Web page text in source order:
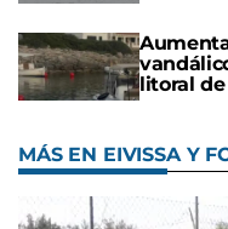
litoral
MÁS EN EIVISSA Y